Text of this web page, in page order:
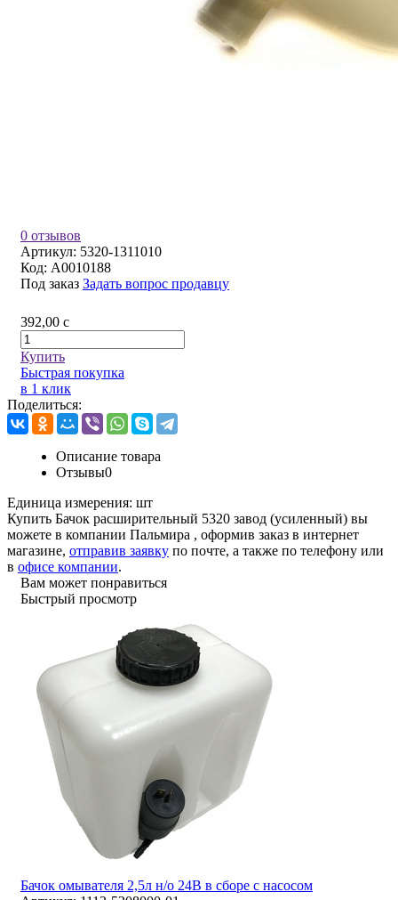
0 отзывов
Артикул: 5320-1311010
Код: A0010188
Под заказ Задать вопрос продавцу
392,00 c
Купить
Быстрая покупка
в 1 клик
Поделиться:
Описание товара
Отзывы0
Единица измерения: шт
Купить Бачок расширительный 5320 завод (усиленный) вы
можете в компании Пальмира , оформив заказ в интернет
магазине, отправив заявку по почте, а также по телефону или
в офисе компании.
Вам может понравиться
Быстрый просмотр
Бачок омывателя 2,5л н/о 24В в сборе с насосом